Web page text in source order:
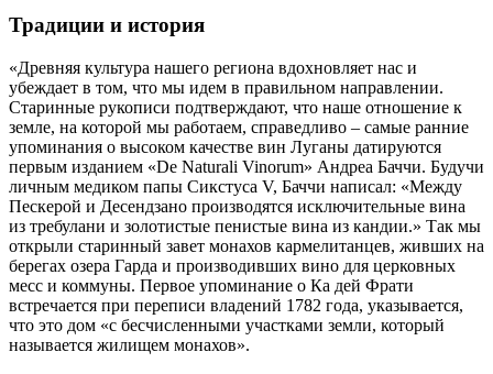
Традиции и история
«Древняя культура нашего региона вдохновляет нас и
убеждает в том, что мы идем в правильном направлении.
Старинные рукописи подтверждают, что наше отношение к
земле, на которой мы работаем, справедливо – самые ранние
упоминания о высоком качестве вин Луганы датируются
первым изданием «De Naturali Vinorum» Андреа Баччи. Будучи
личным медиком папы Сикстуса V, Баччи написал: «Между
Пескерой и Десендзано производятся исключительные вина
из требулани и золотистые пенистые вина из кандии.» Так мы
открыли старинный завет монахов кармелитанцев, живших на
берегах озера Гарда и производивших вино для церковных
месс и коммуны. Первое упоминание о Ка дей Фрати
встречается при переписи владений 1782 года, указывается,
что это дом «с бесчисленными участками земли, который
называется жилищем монахов».